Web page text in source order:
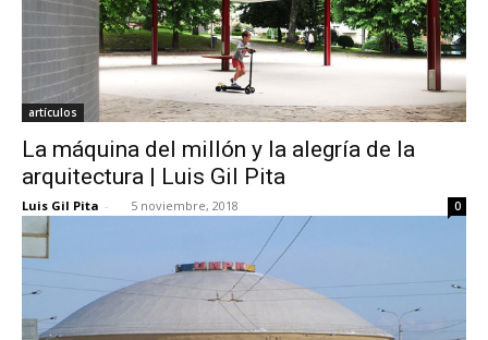
artículos
La máquina del millón y la alegría de la
arquitectura | Luis Gil Pita
Luis Gil Pita - 5 noviembre, 2018 0